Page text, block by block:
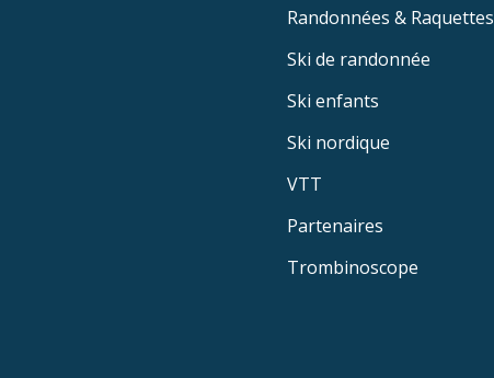
Randonnées & Raquettes
Ski de randonnée
Ski enfants
Ski nordique
VTT
Partenaires
Trombinoscope